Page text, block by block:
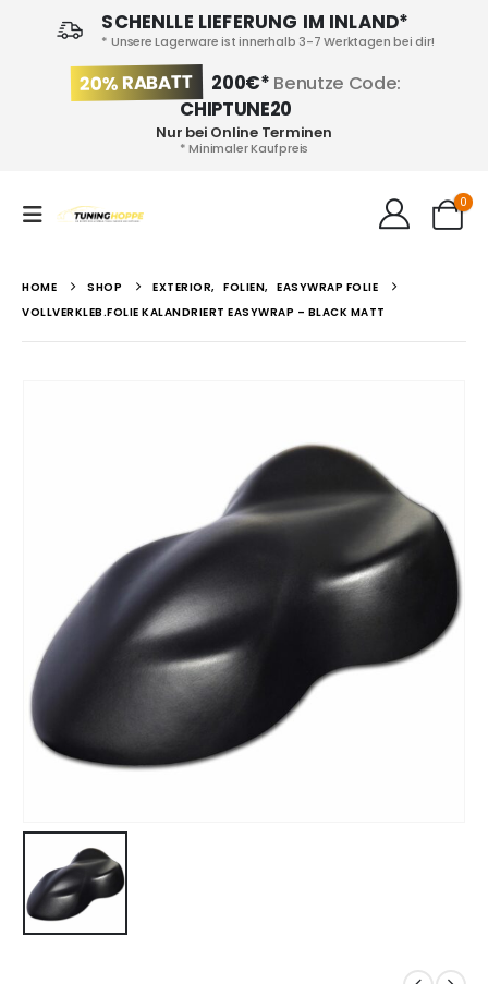
SCHENLLE LIEFERUNG IM INLAND*
* Unsere Lagerware ist innerhalb 3-7 Werktagen bei dir!
20% RABATT 200€* Benutze Code:
CHIPTUNE20
Nur bei Online Terminen
* Minimaler Kaufpreis
0
HOME SHOP EXTERIOR, FOLIEN, EASYWRAP FOLIE
VOLLVERKLEB.FOLIE KALANDRIERT EASYWRAP – BLACK MATT